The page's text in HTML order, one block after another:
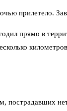
прилетело.
прямо в